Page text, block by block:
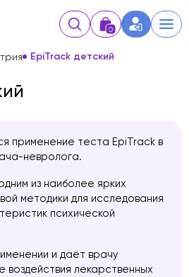
0
EpiTrack детский
применение теста EpiTrack в
невролога.
из наиболее ярких
методики для исследования
психической
и даёт врачу
воздействия лекарственных